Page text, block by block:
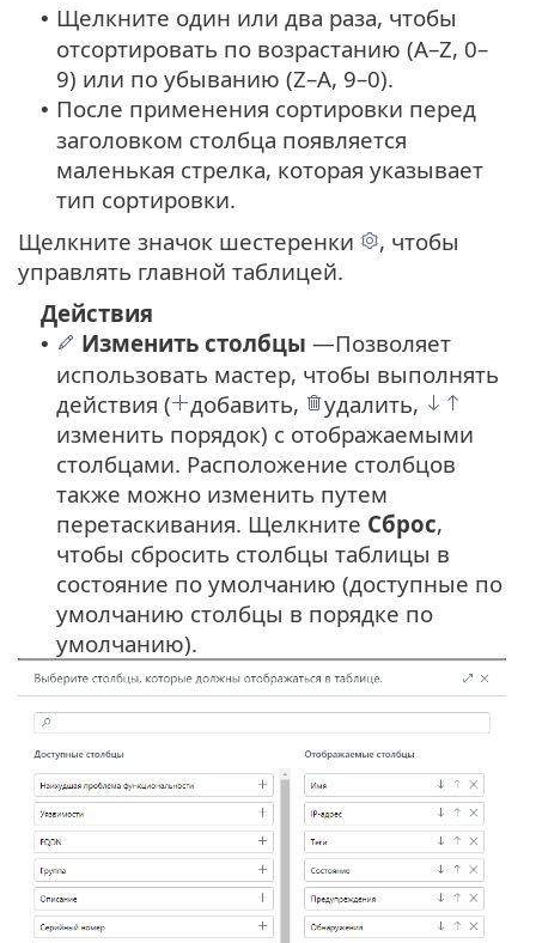
• Щелкните один или два раза, чтобы
отсортировать по возрастанию (A–Z, 0–
9) или по убыванию (Z–A, 9–0).
• После применения сортировки перед
заголовком столбца появляется
маленькая стрелка, которая указывает
тип сортировки.
Щелкните значок шестеренки
, чтобы
управлять главной таблицей.
Действия
• Изменить столбцы —Позволяет
использовать мастер, чтобы выполнять
действия (
добавить,
удалить,
изменить порядок) с отображаемыми
столбцами. Расположение столбцов
также можно изменить путем
перетаскивания. Щелкните Сброс,
чтобы сбросить столбцы таблицы в
состояние по умолчанию (доступные по
умолчанию столбцы в порядке по
умолчанию).